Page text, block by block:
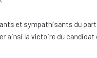
et sympathisants du
ainsi la victoire du